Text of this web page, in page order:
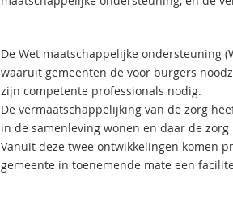
De Wet maatschappelijke ondersteuning
waaruit gemeenten de voor burgers
zijn competente professionals nodig.
De vermaatschappelijking van de zorg
in de samenleving wonen en daar de zorg
Vanuit deze twee ontwikkelingen komen
gemeente in toenemende mate een